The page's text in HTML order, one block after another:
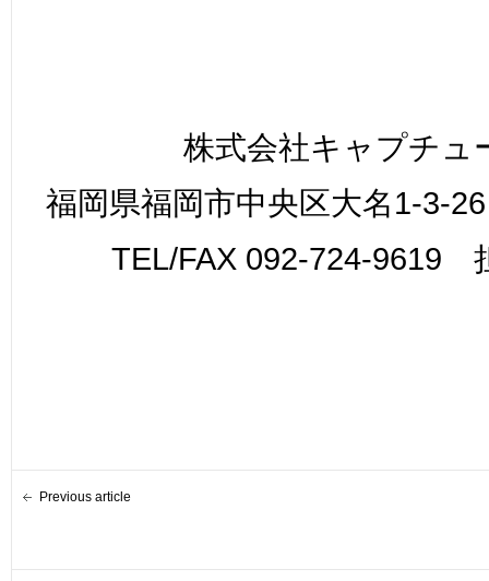
株式会社キャプチュ
福岡県福岡市中央区大名1-3-
TEL/FAX 092-724-9619
Previous article